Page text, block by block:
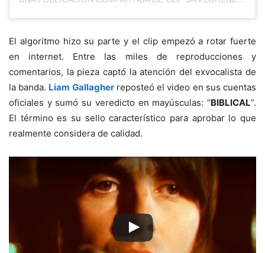
El algoritmo hizo su parte y el clip empezó a rotar fuerte
en internet. Entre las miles de reproducciones y
comentarios, la pieza captó la atención del exvocalista de
la banda. Liam Gallagherreposteó el video en sus cuentas
oficiales y sumó su veredicto en mayúsculas: “BIBLICAL”.
El término es su sello característico para aprobar lo que
realmente considera de calidad.